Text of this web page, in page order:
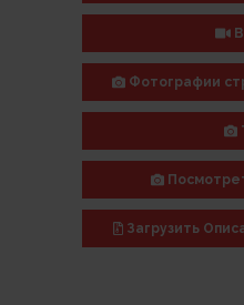
Фотографии
Загрузить